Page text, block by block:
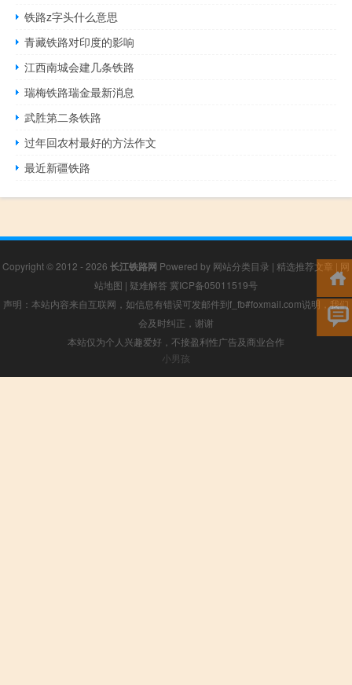
铁路z字头什么意思
青藏铁路对印度的影响
江西南城会建几条铁路
瑞梅铁路瑞金最新消息
武胜第二条铁路
过年回农村最好的方法作文
最近新疆铁路
Copyright © 2012 - 2026 长江铁路网 Powered by 网站分类目录 | 精选推荐文章 | 网
站地图 | 疑难解答 冀ICP备05011519号
声明：本站内容来自互联网，如信息有错误可发邮件到f_fb#foxmail.com说明，我们
会及时纠正，谢谢
本站仅为个人兴趣爱好，不接盈利性广告及商业合作
小男孩